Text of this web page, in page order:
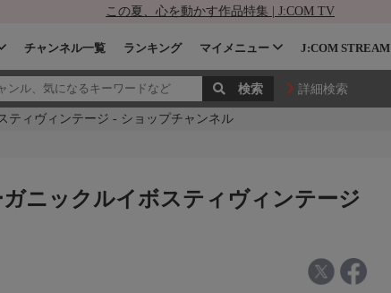
この夏、心を動かす作品特集 | J:COM TV
チャンネル一覧 ランキング マイメニュー J:COM STREAM
詳細検索
ティヴィンテージ - ショップチャンネル
ニックルイボスティヴィンテージ